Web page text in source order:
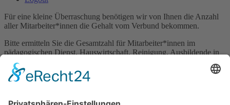
Für eine kleine Überraschung benötigen wir von Ihnen die Anzahl
aller Mitarbeiter*innen die Gehalt vom Verbund bekommen.
Bitte ermitteln Sie die Gesamtzahl für Mitarbeiter*innen im
pädagogischen Dienst, Hauswirtschaft, Reinigung, Ausbildende in
der Dualen Ausbildung, Berufspraktikum und FSJ. Aktuell tätige
Vertretungen die immer wieder in der Kita arbeiten sind auch zu
zählen.